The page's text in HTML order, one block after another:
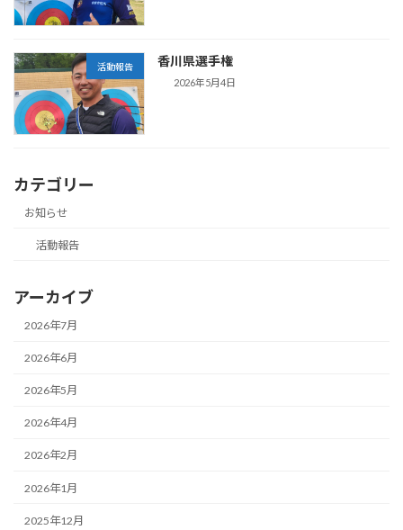
活動報告 香川県選手権
2026年5月4日
カテゴリー
お知らせ
活動報告
アーカイブ
2026年7月
2026年6月
2026年5月
2026年4月
2026年2月
2026年1月
2025年12月